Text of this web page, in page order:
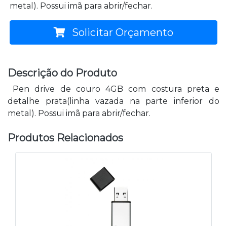
metal). Possui imã para abrir/fechar.
Solicitar Orçamento
Descrição do Produto
Pen drive de couro 4GB com costura preta e
detalhe prata(linha vazada na parte inferior do
metal). Possui imã para abrir/fechar.
Produtos Relacionados